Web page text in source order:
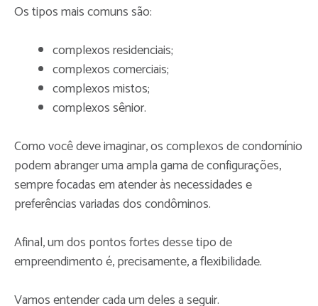
Os tipos mais comuns são:
complexos residenciais;
complexos comerciais;
complexos mistos;
complexos sênior.
Como você deve imaginar, os complexos de condomínio
podem abranger uma ampla gama de configurações,
sempre focadas em atender às necessidades e
preferências variadas dos condôminos.
Afinal, um dos pontos fortes desse tipo de
empreendimento é, precisamente, a flexibilidade.
Vamos entender cada um deles a seguir.